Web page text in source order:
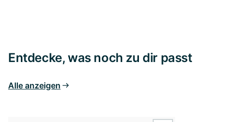
Entdecke, was noch zu dir passt
Alle anzeigen